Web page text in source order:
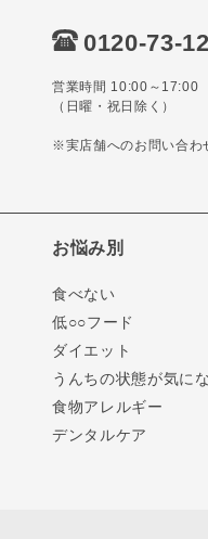
0120-73-
営業時間 10:00～17:00
（日曜・祝日除く）
※実店舗へのお問い合わ
お悩み別
食べない
低○○フード
ダイエット
うんちの状態が気に
食物アレルギー
デンタルケア